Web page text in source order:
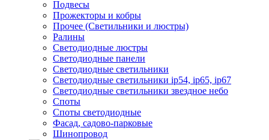
Подвесы
Прожекторы и кобры
Прочее (Светильники и люстры)
Ралины
Светодиодные люстры
Светодиодные панели
Светодиодные светильники
Светодиодные светильники ip54, ip65, ip67
Светодиодные светильники звездное небо
Споты
Споты светодиодные
Фасад, садово-парковые
Шинопровод